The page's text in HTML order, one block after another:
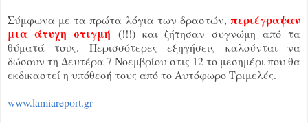
Σύμφωνα με τα πρώτα λόγια των δραστών, περιέγραψαν
μια άτυχη στιγμή (!!!) και ζήτησαν συγνώμη από τα
θύματά τους. Περισσότερες εξηγήσεις καλούνται να
δώσουν τη Δευτέρα 7 Νοεμβρίου στις 12 το μεσημέρι που θα
εκδικαστεί η υπόθεσή τους από το Αυτόφωρο Τριμελές.
www.lamiareport.gr